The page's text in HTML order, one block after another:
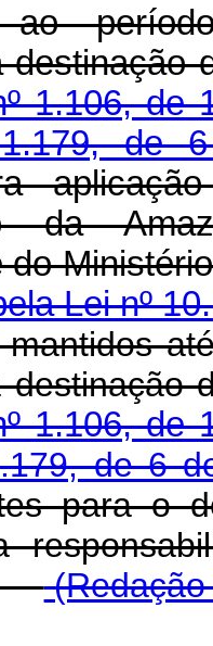
ao
1.106, de
1.179, de
da
do
Lei nº
1.106, de
de 6
para o
(Redação